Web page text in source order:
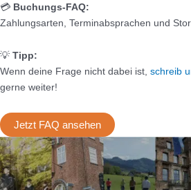
💳 Buchungs-FAQ:
Zahlungsarten, Terminabsprachen und
💡 Tipp:
Wenn deine Frage nicht dabei ist, schreib
gerne weiter!
Jetzt FAQ ansehen